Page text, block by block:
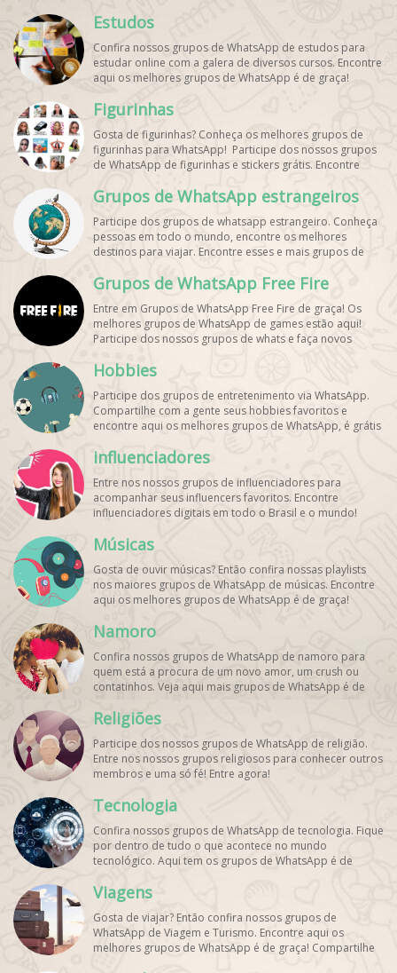
Estudos
Confira nossos grupos de WhatsApp de estudos para
estudar online com a galera de diversos cursos. Encontre
aqui os melhores grupos de WhatsApp é de graça!
Figurinhas
Gosta de figurinhas? Conheça os melhores grupos de
figurinhas para WhatsApp! Participe dos nossos grupos
de WhatsApp de figurinhas e stickers grátis. Encontre
perfil!
Grupos de WhatsApp estrangeiros
Participe dos grupos de whatsapp estrangeiro. Conheça
pessoas em todo o mundo, encontre os melhores
destinos para viajar. Encontre esses e mais grupos de
Grupos de WhatsApp Free Fire
Entre em Grupos de WhatsApp Free Fire de graça! Os
melhores grupos de WhatsApp de games estão aqui!
Participe dos nossos grupos de whats e faça novos
Hobbies
Participe dos grupos de entretenimento via WhatsApp.
Compartilhe com a gente seus hobbies favoritos e
encontre aqui os melhores grupos de WhatsApp, é grátis
influenciadores
Entre nos nossos grupos de influenciadores para
acompanhar seus influencers favoritos. Encontre
influenciadores digitais em todo o Brasil e o mundo!
Músicas
Gosta de ouvir músicas? Então confira nossas playlists
nos maiores grupos de WhatsApp de músicas. Encontre
aqui os melhores grupos de WhatsApp é de graça!
Namoro
Confira nossos grupos de WhatsApp de namoro para
quem está a procura de um novo amor, um crush ou
contatinhos. Veja aqui mais grupos de WhatsApp é de
Religiões
Participe dos nossos grupos de WhatsApp de religião.
Entre nos nossos grupos religiosos para conhecer outros
membros e uma só fé! Entre agora!
Tecnologia
Confira nossos grupos de WhatsApp de tecnologia. Fique
por dentro de tudo o que acontece no mundo
tecnológico. Aqui tem os grupos de WhatsApp é de
Viagens
Gosta de viajar? Então confira nossos grupos de
WhatsApp de Viagem e Turismo. Encontre aqui os
melhores grupos de WhatsApp é de graça! Compartilhe